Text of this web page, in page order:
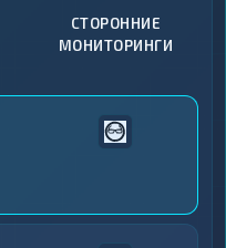
СТОРОННИЕ
МОНИТОРИНГИ